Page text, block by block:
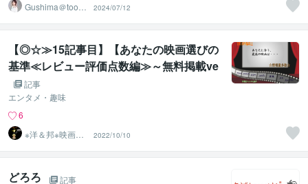
Gushima＠tool4
2024/07/12
【◎☆≫15記事目】【あなたの映画選びの
基準≪レビュー評価点数編≫～無料掲載ve
r～】
記事
エンタメ・趣味
6
※洋＆邦※映画10
00作以上鑑賞済
のST
2022/10/10
どろろ 記事